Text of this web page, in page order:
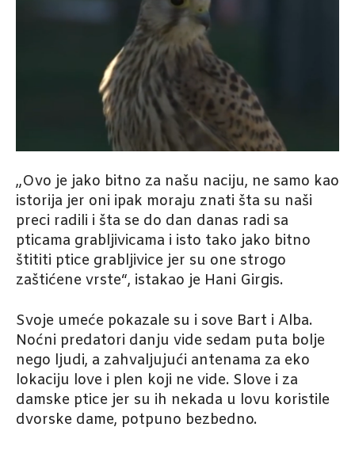
„Ovo je jako bitno za našu naciju, ne samo kao
istorija jer oni ipak moraju znati šta su naši
preci radili i šta se do dan danas radi sa
pticama grabljivicama i isto tako jako bitno
štititi ptice grabljivice jer su one strogo
zaštićene vrste“, istakao je Hani Girgis.
Svoje umeće pokazale su i sove Bart i Alba.
Noćni predatori danju vide sedam puta bolje
nego ljudi, a zahvaljujući antenama za eko
lokaciju love i plen koji ne vide. Slove i za
damske ptice jer su ih nekada u lovu koristile
dvorske dame, potpuno bezbedno.